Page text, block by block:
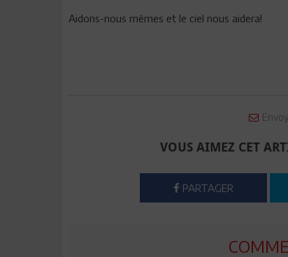
Aidons-nous mêmes et le ciel nous aidera!
VOUS AIMEZ CET
PARTAGER